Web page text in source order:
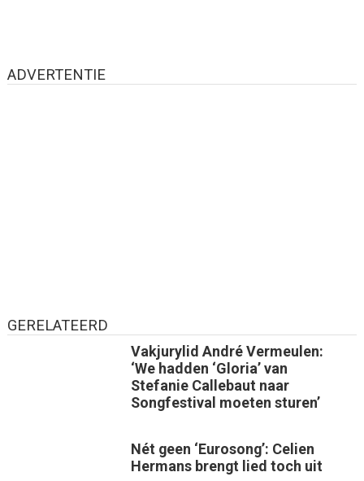
ADVERTENTIE
GERELATEERD
Vakjurylid André Vermeulen:
‘We hadden ‘Gloria’ van
Stefanie Callebaut naar
Songfestival moeten sturen’
Nét geen ‘Eurosong’: Celien
Hermans brengt lied toch uit